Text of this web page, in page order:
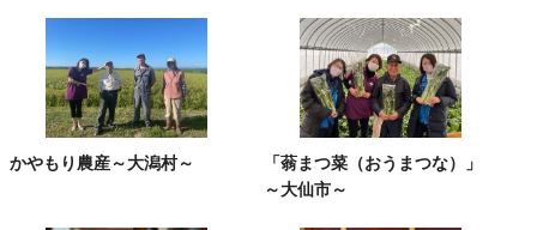
かやもり農産～大潟村～
「蓊まつ菜（おうまつな）」
～大仙市～